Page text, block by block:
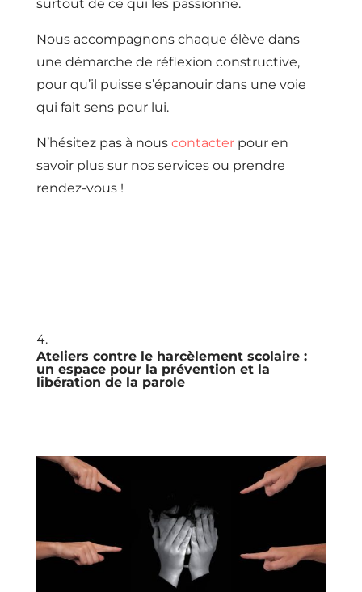
surtout de ce qui les passionne.
Nous accompagnons chaque élève dans
une démarche de réflexion constructive,
pour qu’il puisse s’épanouir dans une voie
qui fait sens pour lui.
N’hésitez pas à nous contacterpour en
savoir plus sur nos services ou prendre
rendez-vous !
Ateliers contre le harcèlement scolaire :
un espace pour la prévention et la
libération de la parole